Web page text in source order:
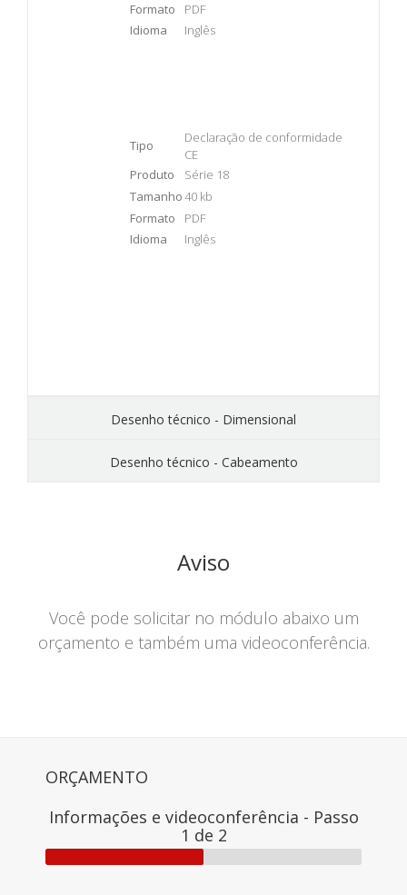
Formato
PDF
Idioma
Inglês
Tipo
Declaração de conformidade
CE
Produto
Série 18
Tamanho40 kb
Formato
PDF
Idioma
Inglês
Desenho técnico - Dimensional
Desenho técnico - Cabeamento
Aviso
Você pode solicitar no módulo abaixo um
orçamento e também uma videoconferência.
ORÇAMENTO
Informações e videoconferência - Passo
1 de 2